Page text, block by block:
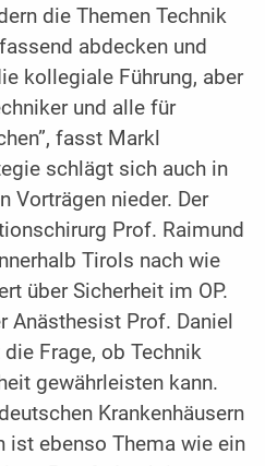
die Themen Technik
abdecken und
kollegiale Führung, aber
und alle für
fasst Markl
schlägt sich auch in
Vorträgen nieder. Der
Prof. Raimund
Tirols nach wie
über Sicherheit im OP.
Anästhesist Prof. Daniel
Frage, ob Technik
gewährleisten kann.
Krankenhäusern
ist ebenso Thema wie ein